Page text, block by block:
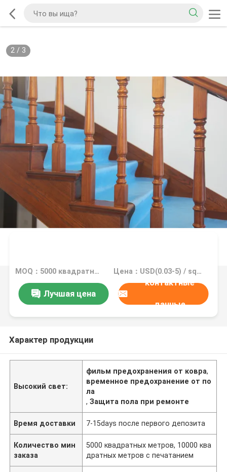
2/ 3
MOQ：5000 квадратных метров, 10000 квадратных метров с печатанием Цена：USD(0.03-5) / square meter
Лучшая цена
контактные
данные
Характер продукции
Высокий свет:
фильм предохранения от ковра,
временное предохранение от по
ла
,Защита пола при ремонте
Время доставки 7-15days после первого депозита
Количество мин
заказа
5000 квадратных метров, 10000 ква
дратных метров с печатанием